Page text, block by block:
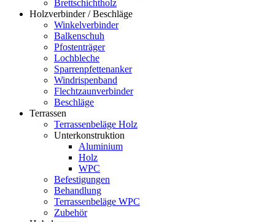
Brettschichtholz
Holzverbinder / Beschläge
Winkelverbinder
Balkenschuh
Pfostenträger
Lochbleche
Sparrenpfettenanker
Windrispenband
Flechtzaunverbinder
Beschläge
Terrassen
Terrassenbeläge Holz
Unterkonstruktion
Aluminium
Holz
WPC
Befestigungen
Behandlung
Terrassenbeläge WPC
Zubehör